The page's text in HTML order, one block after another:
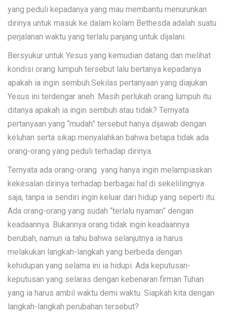
yang peduli kepadanya yang mau membantu menurunkan
dirinya untuk masuk ke dalam kolam Bethesda adalah suatu
perjalanan waktu yang terlalu panjang untuk dijalani.
Bersyukur untuk Yesus yang kemudian datang dan melihat
kondisi orang lumpuh tersebut lalu bertanya kepadanya
apakah ia ingin sembuh.Sekilas pertanyaan yang diajukan
Yesus ini terdengar aneh. Masih perlukah orang lumpuh itu
ditanya apakah ia ingin sembuh atau tidak? Ternyata
pertanyaan yang “mudah” tersebut hanya dijawab dengan
keluhan serta sikap menyalahkan bahwa betapa tidak ada
orang-orang yang peduli terhadap dirinya.
Ternyata ada orang-orang yang hanya ingin melampiaskan
kekesalan dirinya terhadap berbagai hal di sekelilingnya
saja, tanpa ia sendiri ingin keluar dari hidup yang seperti itu.
Ada orang-orang yang sudah “terlalu nyaman” dengan
keadaannya. Bukannya orang tidak ingin keadaannya
berubah, namun ia tahu bahwa selanjutnya ia harus
melakukan langkah-langkah yang berbeda dengan
kehidupan yang selama ini ia hidupi. Ada keputusan-
keputusan yang selaras dengan kebenaran firman Tuhan
yang ia harus ambil waktu demi waktu. Siapkah kita dengan
langkah-langkah perubahan tersebut?